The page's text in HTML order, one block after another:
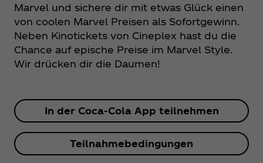
Marvel und sichere dir mit etwas Glück einen
von coolen Marvel Preisen als Sofortgewinn.
Neben Kinotickets von Cineplex hast du die
Chance auf epische Preise im Marvel Style.
Wir drücken dir die Daumen!
In der Coca‑Cola App teilnehmen
Teilnahmebedingungen